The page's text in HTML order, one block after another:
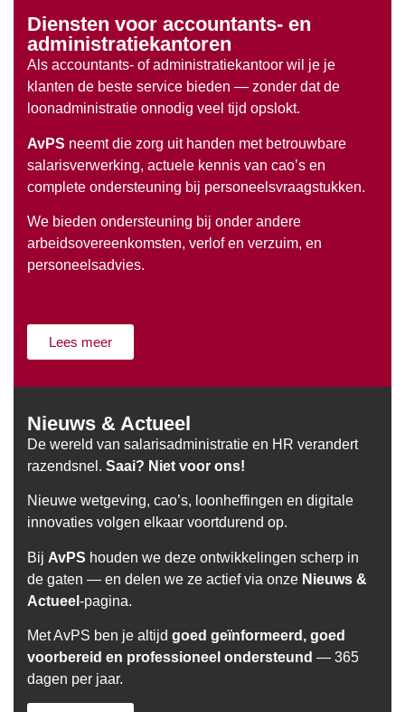
Diensten voor accountants- en
administratiekantoren
Als accountants- of administratiekantoor wil je je
klanten de beste service bieden — zonder dat de
loonadministratie onnodig veel tijd opslokt.
AvPS neemt die zorg uit handen met betrouwbare
salarisverwerking, actuele kennis van cao’s en
complete ondersteuning bij personeelsvraagstukken.
We bieden ondersteuning bij onder andere
arbeidsovereenkomsten, verlof en verzuim, en
personeelsadvies.
Lees meer
Nieuws & Actueel
De wereld van salarisadministratie en HR verandert
razendsnel. Saai? Niet voor ons!
Nieuwe wetgeving, cao’s, loonheffingen en digitale
innovaties volgen elkaar voortdurend op.
Bij AvPS houden we deze ontwikkelingen scherp in
de gaten — en delen we ze actief via onze Nieuws &
Actueel -pagina.
Met AvPS ben je altijd goed geïnformeerd, goed
voorbereid en professioneel ondersteund — 365
dagen per jaar.